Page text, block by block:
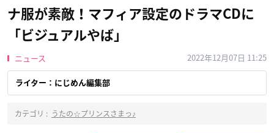
ナ服が素敵！マフィア設定のドラマCDに
「ビジュアルやば」
ニュース 2022年12月07日 11:25
ライター：にじめん編集部
カテゴリ : うたの☆プリンスさまっ♪